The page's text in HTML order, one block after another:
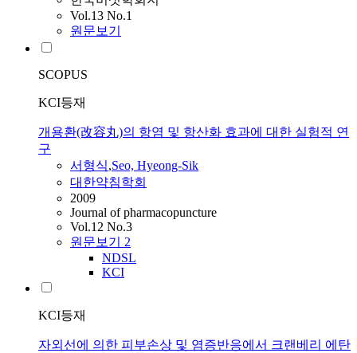
Vol.13 No.1
원문보기
SCOPUS
KCI등재
개용환(改容丸)의 항염 및 항산화 효과에 대한 실험적 연
구
서형식,Seo, Hyeong-Sik
대한약침학회
2009
Journal of pharmacopuncture
Vol.12 No.3
원문보기 2
NDSL
KCI
KCI등재
자외선에 의한 피부손상 및 염증반응에서 크랜베리 에탄